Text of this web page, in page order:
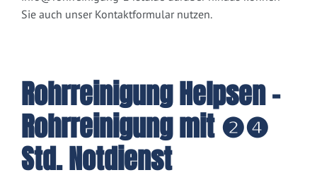
Sie auch unser Kontaktformular nutzen.
Rohrreinigung Helpsen -
Rohrreinigung mit ❷❹
Std. Notdienst